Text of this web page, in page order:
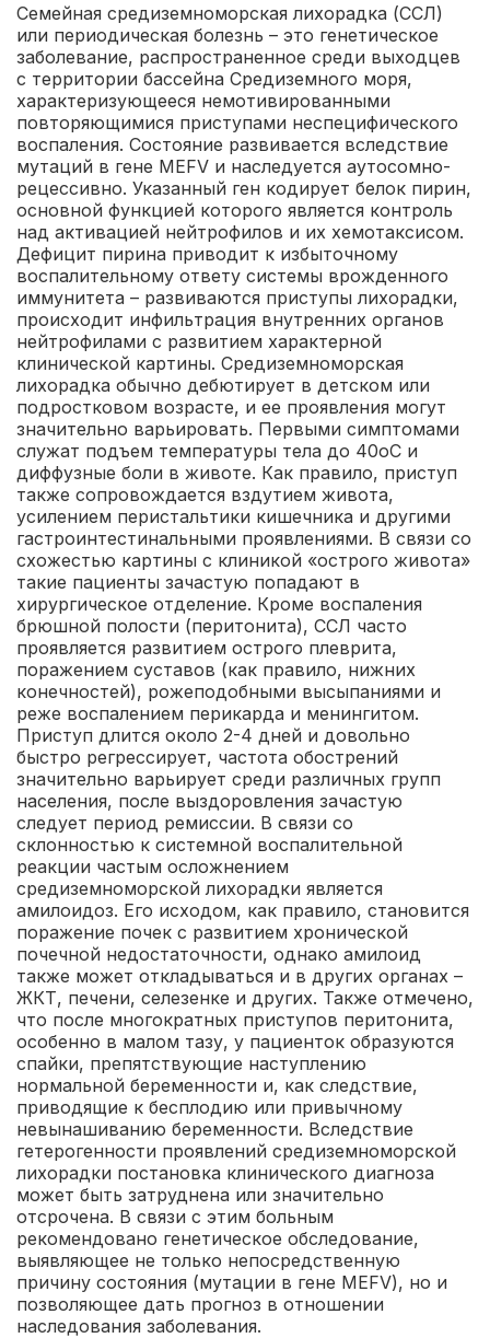
Семейная средиземноморская лихорадка (ССЛ)
или периодическая болезнь – это генетическое
заболевание, распространенное среди выходцев
с территории бассейна Средиземного моря,
характеризующееся немотивированными
повторяющимися приступами неспецифического
воспаления. Состояние развивается вследствие
мутаций в гене MEFV и наследуется аутосомно-
рецессивно. Указанный ген кодирует белок пирин,
основной функцией которого является контроль
над активацией нейтрофилов и их хемотаксисом.
Дефицит пирина приводит к избыточному
воспалительному ответу системы врожденного
иммунитета – развиваются приступы лихорадки,
происходит инфильтрация внутренних органов
нейтрофилами с развитием характерной
клинической картины. Средиземноморская
лихорадка обычно дебютирует в детском или
подростковом возрасте, и ее проявления могут
значительно варьировать. Первыми симптомами
служат подъем температуры тела до 40оС и
диффузные боли в животе. Как правило, приступ
также сопровождается вздутием живота,
усилением перистальтики кишечника и другими
гастроинтестинальными проявлениями. В связи со
схожестью картины с клиникой «острого живота»
такие пациенты зачастую попадают в
хирургическое отделение. Кроме воспаления
брюшной полости (перитонита), ССЛ часто
проявляется развитием острого плеврита,
поражением суставов (как правило, нижних
конечностей), рожеподобными высыпаниями и
реже воспалением перикарда и менингитом.
Приступ длится около 2-4 дней и довольно
быстро регрессирует, частота обострений
значительно варьирует среди различных групп
населения, после выздоровления зачастую
следует период ремиссии. В связи со
склонностью к системной воспалительной
реакции частым осложнением
средиземноморской лихорадки является
амилоидоз. Его исходом, как правило, становится
поражение почек с развитием хронической
почечной недостаточности, однако амилоид
также может откладываться и в других органах –
ЖКТ, печени, селезенке и других. Также отмечено,
что после многократных приступов перитонита,
особенно в малом тазу, у пациенток образуются
спайки, препятствующие наступлению
нормальной беременности и, как следствие,
приводящие к бесплодию или привычному
невынашиванию беременности. Вследствие
гетерогенности проявлений средиземноморской
лихорадки постановка клинического диагноза
может быть затруднена или значительно
отсрочена. В связи с этим больным
рекомендовано генетическое обследование,
выявляющее не только непосредственную
причину состояния (мутации в гене MEFV), но и
позволяющее дать прогноз в отношении
наследования заболевания.